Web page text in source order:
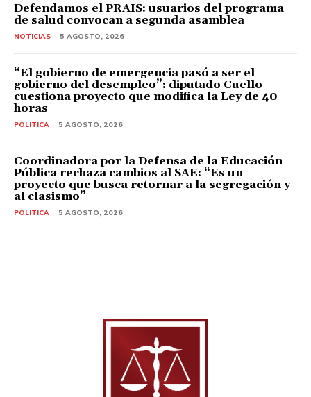
Defendamos el PRAIS: usuarios del programa
de salud convocan a segunda asamblea
NOTICIAS 5 AGOSTO, 2026
“El gobierno de emergencia pasó a ser el
gobierno del desempleo”: diputado Cuello
cuestiona proyecto que modifica la Ley de 40
horas
POLITICA 5 AGOSTO, 2026
Coordinadora por la Defensa de la Educación
Pública rechaza cambios al SAE: “Es un
proyecto que busca retornar a la segregación y
al clasismo”
POLITICA 5 AGOSTO, 2026